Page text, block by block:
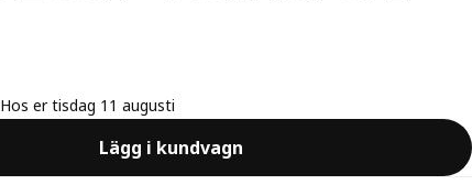
er tisdag 11 augusti
Lägg i kundvagn